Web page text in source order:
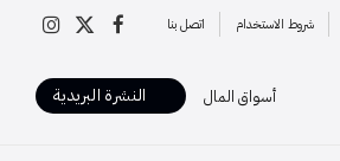
شروط الاستخدام اتصل بنا فيسبوك
X
أسواق المال النشرة البريدية